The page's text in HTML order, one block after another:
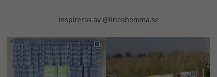
Inspireras av @lineahemma.se